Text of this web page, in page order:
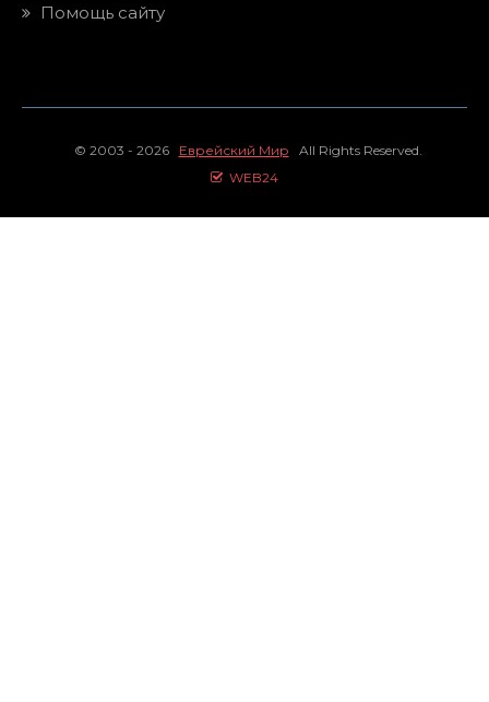
Помощь сайту
© 2003 - 2026 Еврейский Мир All Rights Reserved.
WEB24